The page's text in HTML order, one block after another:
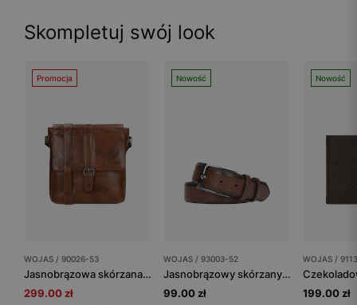
Skompletuj swój look
Promocja
WOJAS / 90026-53
Jasnobrązowa skórzana torba męska listonoszka
299.00 zł
Nowość
WOJAS / 93003-52
Jasnobrązowy skórzany pasek męski
99.00 zł
Nowość
WOJAS /
199.00 zł